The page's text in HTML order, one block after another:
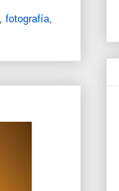
fotografía